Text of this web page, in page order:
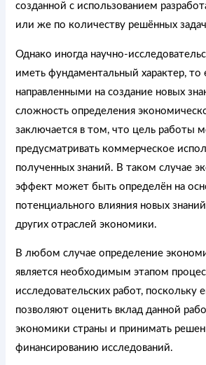
созданной с использованием
или же по количеству решённых
Однако иногда научно-
иметь фундаментальный характер, то
направленными на создание новых
сложность определения
заключается в том, что цель работы
предусматривать коммерческое
полученных знаний. В таком случае
эффект может быть определён на
потенциального влияния новых
других отраслей экономики.
В любом случае определение
является необходимым этапом
исследовательских работ, поскольку
позволяют оценить вклад данной
экономики страны и принимать
финансированию исследований.